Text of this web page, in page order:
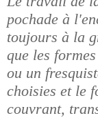
pochade à
toujours à la
que les
ou un
choisies et le
couvrant,